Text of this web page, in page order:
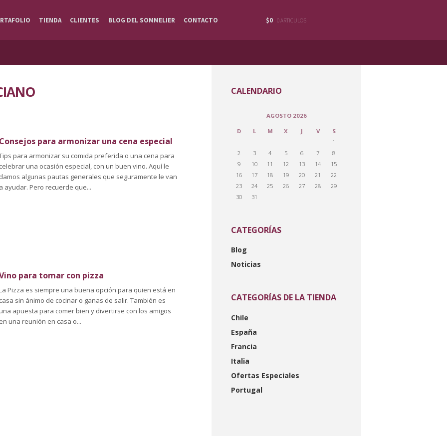
TIENDA CLIENTES BLOG DEL SOMMELIER CONTACTO $0 0 ARTICULOS
Consejos para armonizar una cena especial
para armonizar su comida preferida o una cena para
celebrar una ocasión especial, con un buen vino. Aquí le
damos algunas pautas generales que seguramente le van
a ayudar. Pero recuerde que...
para tomar con pizza
Pizza es siempre una buena opción para quien está en
casa sin ánimo de cocinar o ganas de salir. También es
apuesta para comer bien y divertirse con los amigos
en una reunión en casa o...
CALENDARIO
AGOSTO 2026
D L M X J V
S
1
2
3 4 5 6 7
8
9
10 11 12 13 14
15
16
17 18 19 20 21
22
23
24 25 26 27 28
29
30
31
CATEGORÍAS
Blog
Noticias
CATEGORÍAS DE LA TIENDA
Chile
España
Francia
Italia
Ofertas Especiales
Portugal